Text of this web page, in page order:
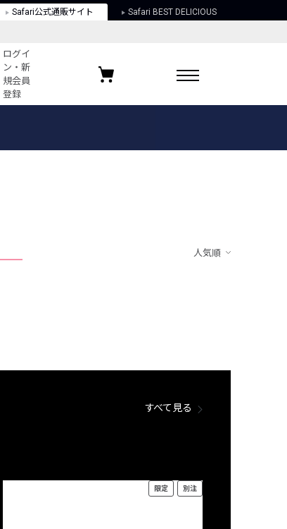
Safari公式通販サイト Safari BEST DELICIOUS
ログイ
ン・新
規会員
登録
お気に入りブランド
人気順
すべて見る
限定 別注